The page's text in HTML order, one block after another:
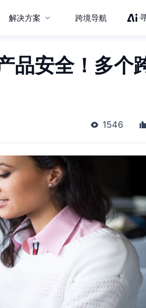
解决方案 跨境导航
品安全！多个
1546